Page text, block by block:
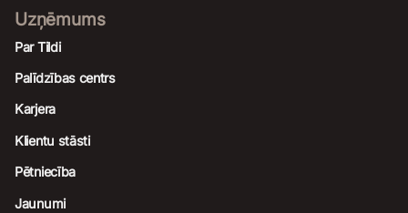
Uzņēmums
Par Tildi
Palīdzības centrs
Karjera
Klientu stāsti
Pētniecība
Jaunumi